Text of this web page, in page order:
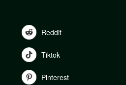
Reddit
Tiktok
Pinterest